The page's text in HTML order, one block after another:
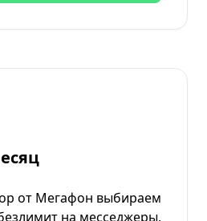
от Мегафон выбираем
на месседжеры,